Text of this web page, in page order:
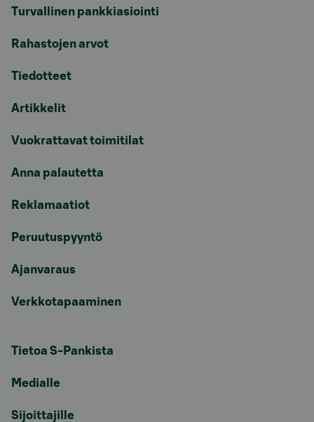
Turvallinen pankkiasiointi
Rahastojen arvot
Tiedotteet
Artikkelit
Vuokrattavat toimitilat
Anna palautetta
Reklamaatiot
Peruutuspyyntö
Ajanvaraus
Verkkotapaaminen
Tietoa S-Pankista
Medialle
Sijoittajille